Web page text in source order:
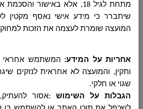
الحوسبة وانظمة المعلومات
التربية والتعليم
מתחת לגיל 18, אלא באישור
שיתברר כי מידע אישי נאסף מקטין
המועצה שומרת לעצמה את הזכות
אחריות על המידע: המשתמש אחראי
ותקין, והמועצה לא אחראית לנזקים
שגוי או חלקי.
הגבלות על השימוש :אסור